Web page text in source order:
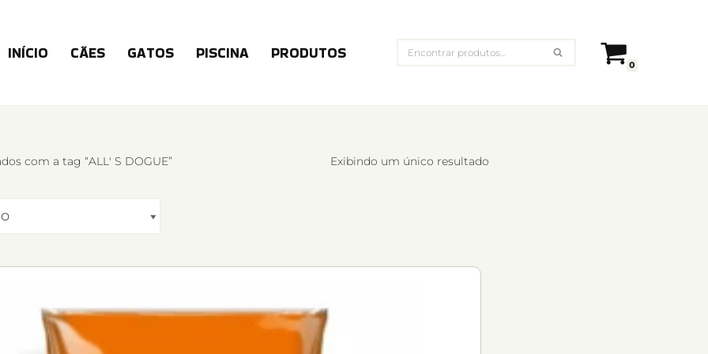
INÍCIO CÃES GATOS PISCINA PRODUTOS
0
com a tag “ALL' S DOGUE” Exibindo um único resultado